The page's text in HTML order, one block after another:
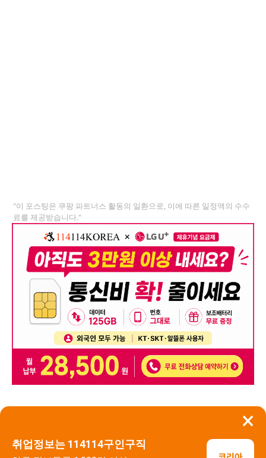
×
취업정보는 114114구인구직
"이 포스팅은 쿠팡 파트너스 활동의 일환으로, 이에 따른 일정액의 수수
료를 제공받습니다."